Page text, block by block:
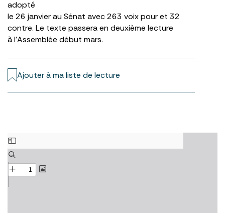
adopté
le 26 janvier au Sénat avec 263 voix pour et 32
contre. Le texte passera en deuxième lecture
à l’Assemblée début mars.
Ajouter à ma liste de lecture